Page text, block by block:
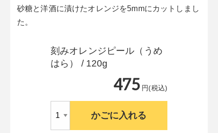
砂糖と洋酒に漬けたオレンジを5mmにカットしまし
た。
刻みオレンジピール（うめ
はら） / 120g
475 円(税込)
かごに入れる